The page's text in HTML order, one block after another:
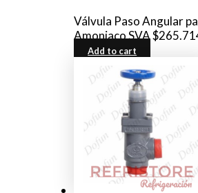
Válvula Paso Angular
Amoniaco SVA$
Add to cart